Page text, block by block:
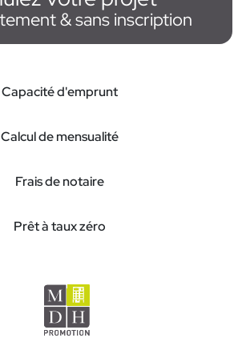
& sans inscription
Capacité d'emprunt
Calcul de mensualité
Frais de notaire
Prêt à taux zéro